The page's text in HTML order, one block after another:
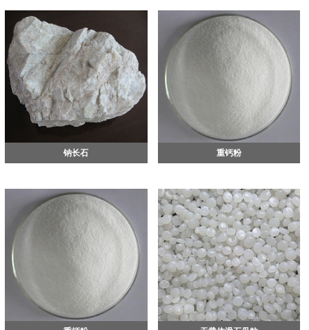
钠长石 重钙粉